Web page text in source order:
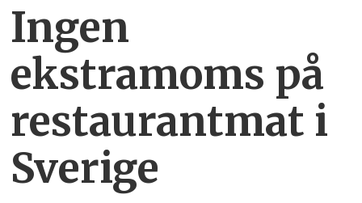
Ingen
ekstramoms på
restaurantmat i
Sverige